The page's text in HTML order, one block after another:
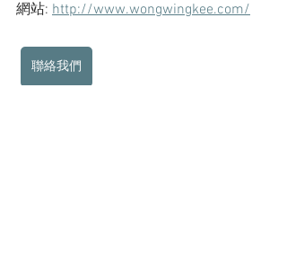
網站: http://www.wongwingkee.com/
聯絡我們